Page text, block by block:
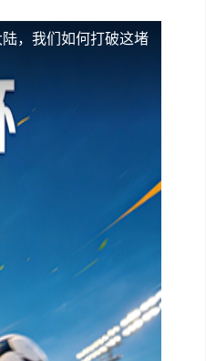
，我们如何打破这堵